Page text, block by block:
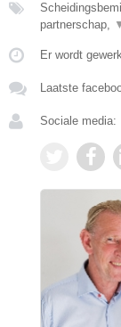
partnerschap,
Er wordt
Laatste
Sociale media: